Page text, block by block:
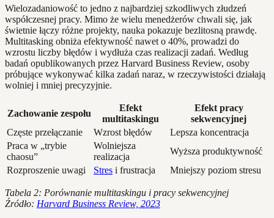
Wielozadaniowość to jedno z najbardziej szkodliwych złudzeń
współczesnej pracy. Mimo że wielu menedżerów chwali się, jak
świetnie łączy różne projekty, nauka pokazuje bezlitosną prawdę.
Multitasking obniża efektywność nawet o 40%, prowadzi do
wzrostu liczby błędów i wydłuża czas realizacji zadań. Według
badań opublikowanych przez Harvard Business Review, osoby
próbujące wykonywać kilka zadań naraz, w rzeczywistości działają
wolniej i mniej precyzyjnie.
Zachowanie zespołu
Efekt
multitaskingu
Efekt pracy
sekwencyjnej
Częste przełączanie
Wzrost błędów
Lepsza koncentracja
Praca w „trybie
chaosu”
Wolniejsza
realizacja
Wyższa produktywność
Rozproszenie uwagi
Stres i frustracja Mniejszy poziom stresu
Tabela 2: Porównanie multitaskingu i pracy sekwencyjnej
Źródło: Harvard Business Review, 2023